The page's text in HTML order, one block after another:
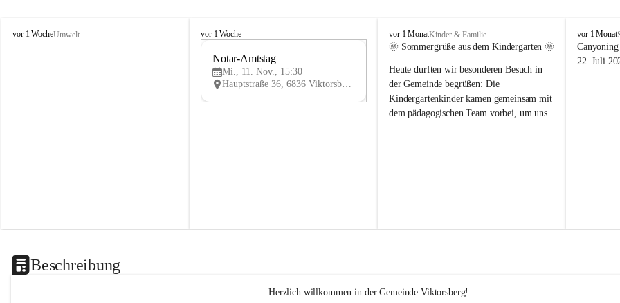
V
vor 1 WocheUmwelt
V
vor 1 Woche
V
Notar-Amtstag
Mi., 11. Nov., 15:30
Hauptstraße 36, 6836 Viktorsberg, AUT
V
i
t
o
r
s
vor 1 MonatKinder & Familie
🌞 Sommergrüße aus dem Kindergarten 🌞
Heute durften wir besonderen Besuch in
der Gemeinde begrüßen: Die
Kindergartenkinder kamen gemeinsam mit
dem pädagogischen Team vorbei, um uns
V
i
k
vor 1 Monat
22. Juli
Beschreibung
Herzlich willkommen in der Gemeinde Viktorsberg!